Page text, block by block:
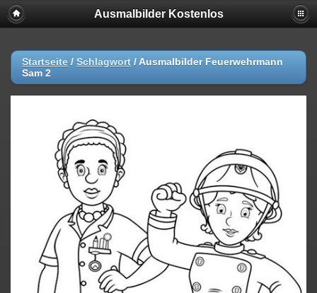
Ausmalbilder Kostenlos
Startseite / Schlagwort / Ausmalbilder Feuerwehrmann
Sam 2